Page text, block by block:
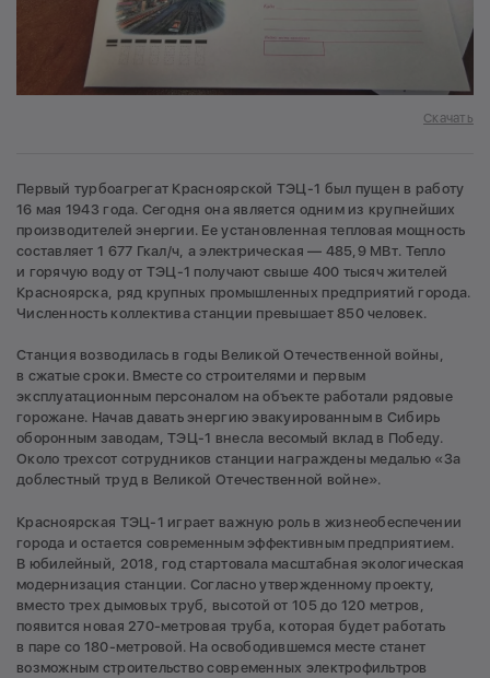
Скачать
Первый турбоагрегат Красноярской ТЭЦ-1 был пущен в работу
16 мая 1943 года. Сегодня она является одним из крупнейших
производителей энергии. Ее установленная тепловая мощность
составляет 1 677 Гкал/ч, а электрическая — 485,9 МВт. Тепло
и горячую воду от ТЭЦ-1 получают свыше 400 тысяч жителей
Красноярска, ряд крупных промышленных предприятий города.
Численность коллектива станции превышает 850 человек.
Станция возводилась в годы Великой Отечественной войны,
в сжатые сроки. Вместе со строителями и первым
эксплуатационным персоналом на объекте работали рядовые
горожане. Начав давать энергию эвакуированным в Сибирь
оборонным заводам, ТЭЦ-1 внесла весомый вклад в Победу.
Около трехсот сотрудников станции награждены медалью «За
доблестный труд в Великой Отечественной войне».
Красноярская ТЭЦ-1 играет важную роль в жизнеобеспечении
города и остается современным эффективным предприятием.
В юбилейный, 2018, год стартовала масштабная экологическая
модернизация станции. Согласно утвержденному проекту,
вместо трех дымовых труб, высотой от 105 до 120 метров,
появится новая 270-метровая труба, которая будет работать
в паре со 180-метровой. На освободившемся месте станет
возможным строительство современных электрофильтров